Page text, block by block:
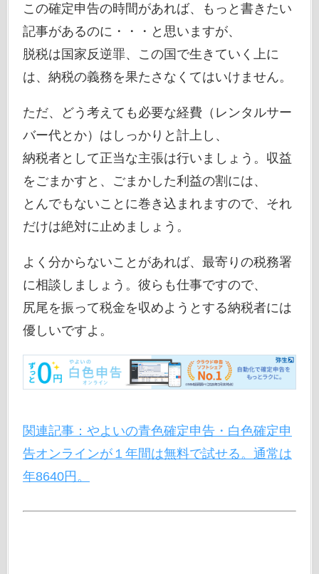
この確定申告の時間があれば、もっと書きたい
記事があるのに・・・と思いますが、
脱税は国家反逆罪、この国で生きていく上に
は、納税の義務を果たさなくてはいけません。
ただ、どう考えても必要な経費（レンタルサー
バー代とか）はしっかりと計上し、
納税者として正当な主張は行いましょう。収益
をごまかすと、ごまかした利益の割には、
とんでもないことに巻き込まれますので、それ
だけは絶対に止めましょう。
よく分からないことがあれば、最寄りの税務署
に相談しましょう。彼らも仕事ですので、
尻尾を振って税金を収めようとする納税者には
優しいですよ。
関連記事：やよいの青色確定申告・白色確定申
告オンラインが１年間は無料で試せる。通常は
年8640円。